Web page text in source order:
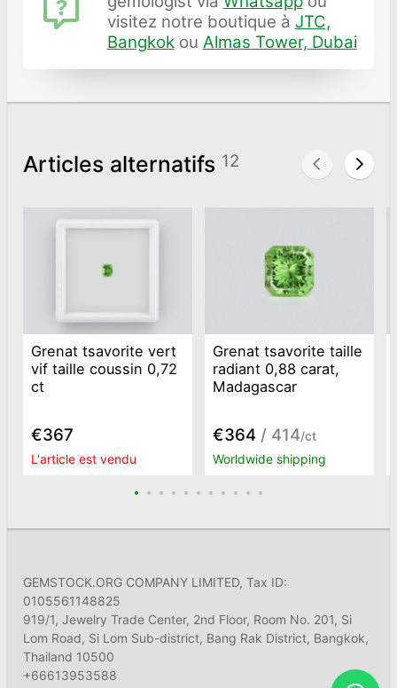
visitez notre boutique à JTC,
Bangkokou Almas Tower, Dubai
Articles alternatifs 12
Grenat tsavorite vert
vif taille coussin 0,72
ct
€367
L'article est vendu
Grenat tsavorite taille
radiant 0,88 carat,
Madagascar
€364 / 414/ct
Worldwide shipping
GEMSTOCK.ORG COMPANY LIMITED, Tax ID:
0105561148825
919/1, Jewelry Trade Center, 2nd Floor, Room No. 201, Si
Lom Road, Si Lom Sub-district, Bang Rak District, Bangkok,
Thailand 10500
+66613953588